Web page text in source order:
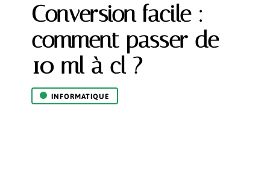
Conversion facile :
comment passer de
10 ml à cl ?
INFORMATIQUE